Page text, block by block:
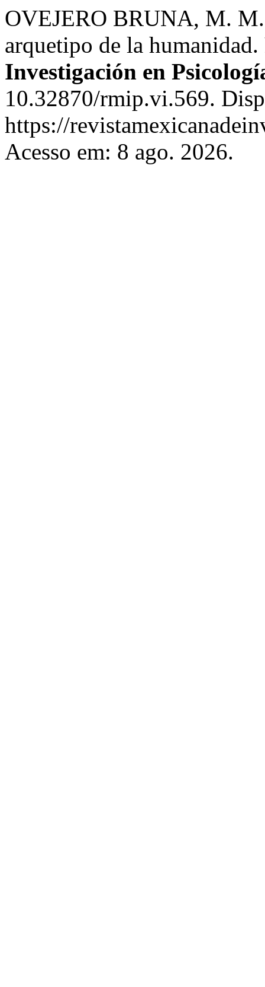
OVEJERO BRUNA, M. M.
arquetipo de la humanidad.
Investigación en
10.32870/rmip.vi.569.
https://
Acesso em: 8 ago. 2026.